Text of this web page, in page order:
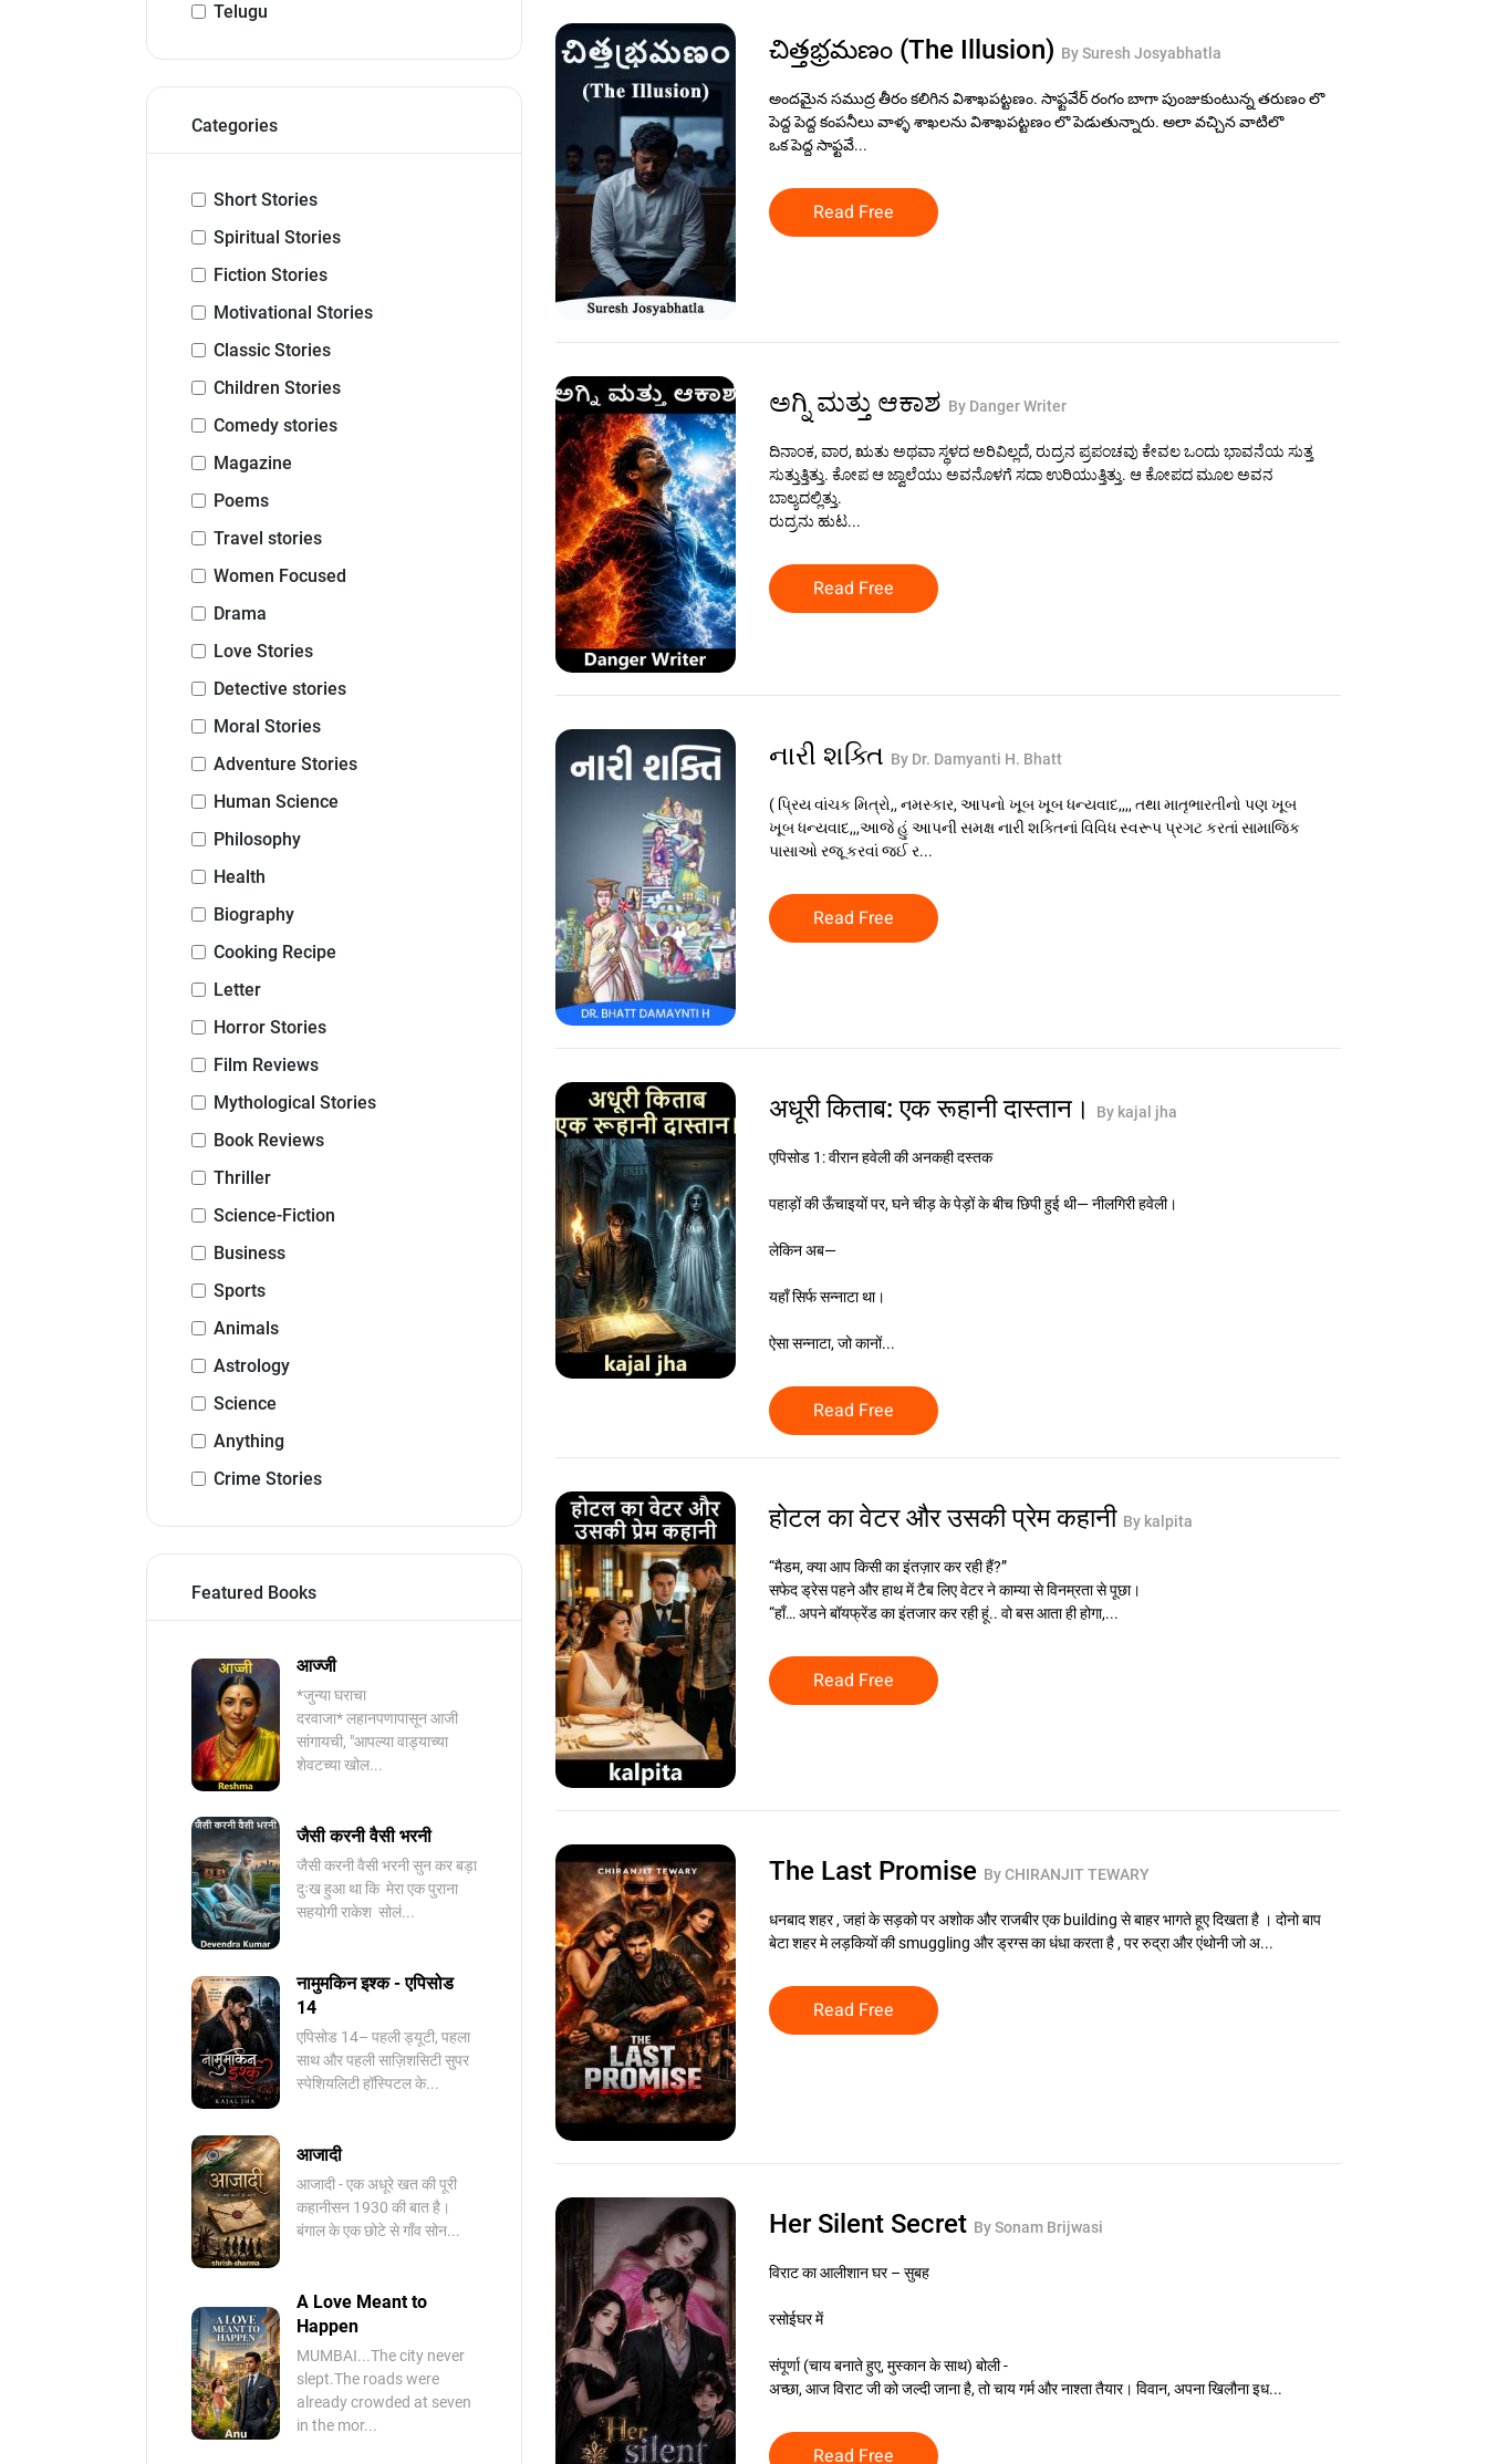
Telugu
Categories
Short Stories
Spiritual Stories
Fiction Stories
Motivational Stories
Classic Stories
Children Stories
Comedy stories
Magazine
Poems
Travel stories
Women Focused
Drama
Love Stories
Detective stories
Moral Stories
Adventure Stories
Human Science
Philosophy
Health
Biography
Cooking Recipe
Letter
Horror Stories
Film Reviews
Mythological Stories
Book Reviews
Thriller
Science-Fiction
Business
Sports
Animals
Astrology
Science
Anything
Crime Stories
Featured Books
आज्जी
*जुन्या घराचा
दरवाजा* लहानपणापासून आजी
सांगायची, "आपल्या वाड्याच्या
शेवटच्या खोल...
जैसी करनी वैसी भरनी
जैसी करनी वैसी भरनी सुन कर बड़ा
दुःख हुआ था कि मेरा एक पुराना
सहयोगी राकेश सोलं...
नामुमकिन इश्क - एपिसोड
14
एपिसोड 14– पहली ड्यूटी, पहला
साथ और पहली साज़िशसिटी सुपर
स्पेशियलिटी हॉस्पिटल के...
आजादी
आजादी - एक अधूरे खत की पूरी
कहानीसन 1930 की बात है।
बंगाल के एक छोटे से गाँव सोन...
A Love Meant to
Happen
MUMBAI...The city never
slept.The roads were
already crowded at seven
in the mor...
చిత్తభ్రమణం (The Illusion) By Suresh Josyabhatla
అందమైన సముద్ర తీరం కలిగిన విశాఖపట్టణం. సాఫ్టవేర్ రంగం బాగా పుంజుకుంటున్న తరుణం లొ
పెద్ద పెద్ద కంపనీలు వాళ్ళ శాఖలను విశాఖపట్టణం లొ పెడుతున్నారు. అలా వచ్చిన వాటిలొ
ఒక పెద్ద సాఫ్టవే...
Read Free
ಅಗ್ನಿ ಮತ್ತು ಆಕಾಶ By Danger Writer
ದಿನಾಂಕ, ವಾರ, ಋತು ಅಥವಾ ಸ್ಥಳದ ಅರಿವಿಲ್ಲದೆ, ರುದ್ರನ ಪ್ರಪಂಚವು ಕೇವಲ ಒಂದು ಭಾವನೆಯ ಸುತ್ತ
ಸುತ್ತುತ್ತಿತ್ತು. ಕೋಪ ಆ ಜ್ವಾಲೆಯು ಅವನೊಳಗೆ ಸದಾ ಉರಿಯುತ್ತಿತ್ತು. ಆ ಕೋಪದ ಮೂಲ ಅವನ
ಬಾಲ್ಯದಲ್ಲಿತ್ತು.
ರುದ್ರನು ಹುಟ...
Read Free
નારી શક્તિ By Dr. Damyanti H. Bhatt
( પ્રિય વાંચક મિત્રો,, નમસ્કાર, આપનો ખૂબ ખૂબ ધન્યવાદ,,,, તથા માતૃભારતીનો પણ ખૂબ
ખૂબ ધન્યવાદ,,,આજે હું આપની સમક્ષ નારી શક્તિનાં વિવિધ સ્વરૂપ પ્રગટ કરતાં સામાજિક
પાસાઓ રજૂ કરવાં જઈ ર...
Read Free
अधूरी किताब: एक रूहानी दास्तान। By kajal jha
एपिसोड 1: वीरान हवेली की अनकही दस्तक
पहाड़ों की ऊँचाइयों पर, घने चीड़ के पेड़ों के बीच छिपी हुई थी— नीलगिरी हवेली।
लेकिन अब—
यहाँ सिर्फ सन्नाटा था।
ऐसा सन्नाटा, जो कानों...
Read Free
होटल का वेटर और उसकी प्रेम कहानी By kalpita
“मैडम, क्या आप किसी का इंतज़ार कर रही हैं?”
सफेद ड्रेस पहने और हाथ में टैब लिए वेटर ने काम्या से विनम्रता से पूछा।
“हाँ… अपने बॉयफ्रेंड का इंतजार कर रही हूं.. वो बस आता ही होगा,...
Read Free
The Last Promise By CHIRANJIT TEWARY
धनबाद शहर , जहां के सड़को पर अशोक और राजबीर एक building से बाहर भागते हूए दिखता है । दोनो बाप
बेटा शहर मे लड़कियों की smuggling और ड्रग्स का धंधा करता है , पर रुद्रा और एंथोनी जो अ...
Read Free
Her Silent Secret By Sonam Brijwasi
विराट का आलीशान घर – सुबह
रसोईघर में
संपूर्णा (चाय बनाते हुए, मुस्कान के साथ) बोली -
अच्छा, आज विराट जी को जल्दी जाना है, तो चाय गर्म और नाश्ता तैयार। विवान, अपना खिलौना इध...
Read Free